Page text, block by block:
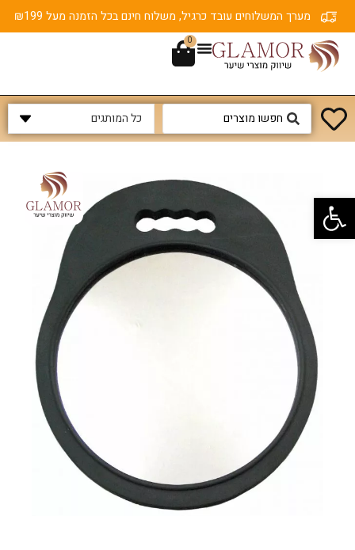
פתח סרגל נגישות
מערך המשלוחים עובד כרגיל, משלוח חינם בכל הזמנה מעל ₪199
0